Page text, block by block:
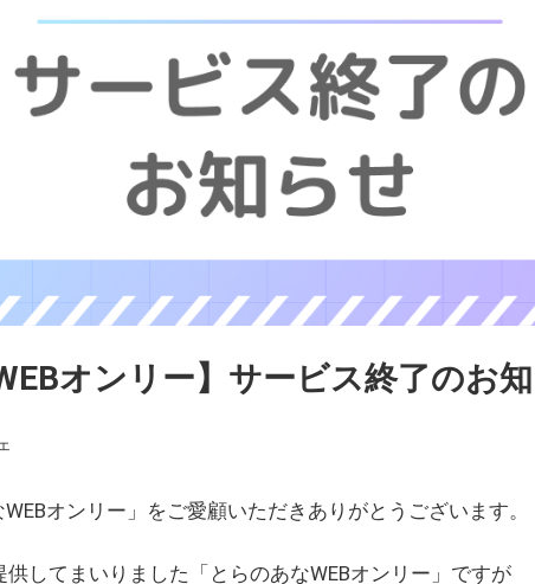
オンリー】サービス終了のお
オンリー」をご愛顧いただきありがとうございます。
してまいりました「とらのあなWEBオンリー」ですが